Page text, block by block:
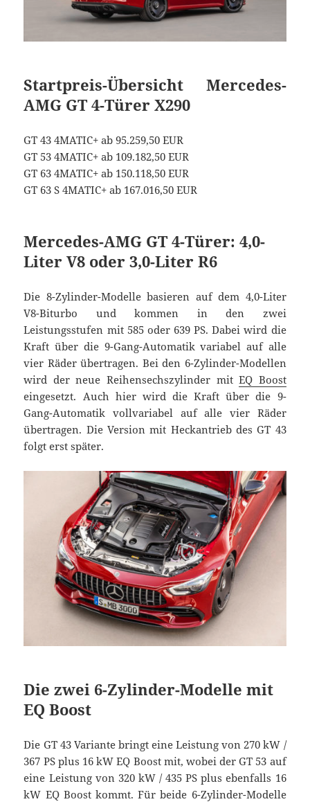
Startpreis-Übersicht Mercedes-
AMG GT 4-Türer X290
GT 43 4MATIC+ ab 95.259,50 EUR
GT 53 4MATIC+ ab 109.182,50 EUR
GT 63 4MATIC+ ab 150.118,50 EUR
GT 63 S 4MATIC+ ab 167.016,50 EUR
Mercedes-AMG GT 4-Türer: 4,0-
Liter V8 oder 3,0-Liter R6
Die 8-Zylinder-Modelle basieren auf dem 4,0-Liter
V8-Biturbo und kommen in den zwei
Leistungsstufen mit 585 oder 639 PS. Dabei wird die
Kraft über die 9-Gang-Automatik variabel auf alle
vier Räder übertragen. Bei den 6-Zylinder-Modellen
wird der neue Reihensechszylinder mitEQ Boost
eingesetzt. Auch hier wird die Kraft über die 9-
Gang-Automatik vollvariabel auf alle vier Räder
übertragen. Die Version mit Heckantrieb des GT 43
folgt erst später.
Die zwei 6-Zylinder-Modelle mit
EQ Boost
Die GT 43 Variante bringt eine Leistung von 270 kW /
367 PS plus 16 kW EQ Boost mit, wobei der GT 53 auf
eine Leistung von 320 kW / 435 PS plus ebenfalls 16
kW EQ Boost kommt. Für beide 6-Zylinder-Modelle